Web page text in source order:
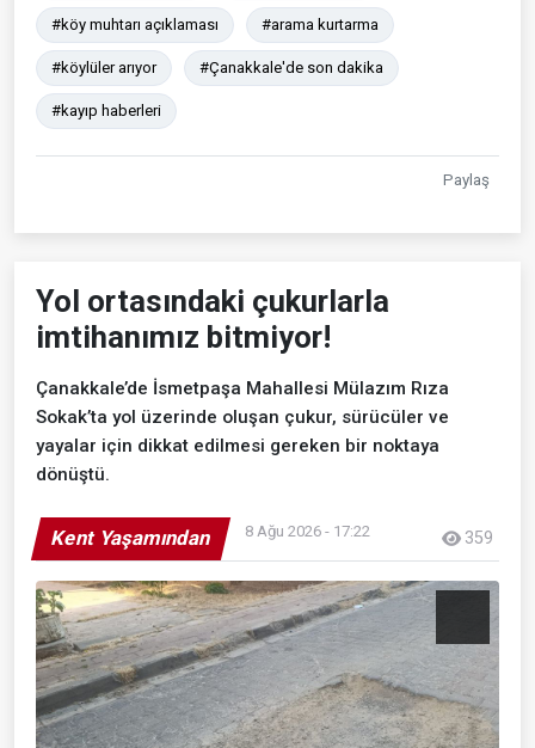
#köy muhtarı açıklaması #arama kurtarma
#köylüler arıyor #Çanakkale'de son dakika
#kayıp haberleri
Paylaş
Yol ortasındaki çukurlarla
imtihanımız bitmiyor!
Çanakkale’de İsmetpaşa Mahallesi Mülazım Rıza
Sokak’ta yol üzerinde oluşan çukur, sürücüler ve
yayalar için dikkat edilmesi gereken bir noktaya
dönüştü.
Kent Yaşamından 8 Ağu 2026 - 17:22 359